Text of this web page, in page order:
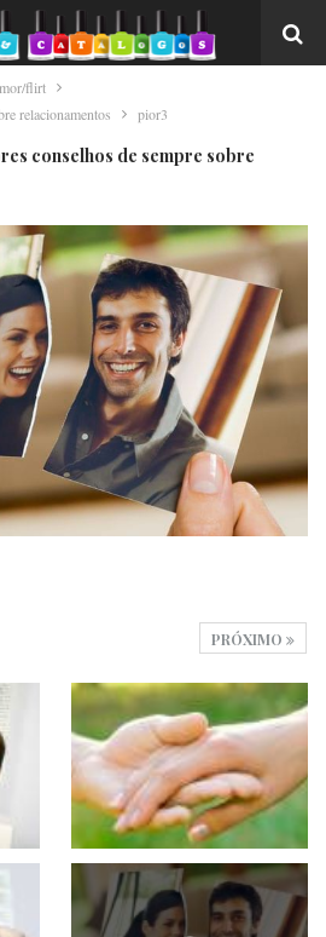
flirt
relacionamentos
pior3
conselhos de sempre sobre
PRÓXIMO